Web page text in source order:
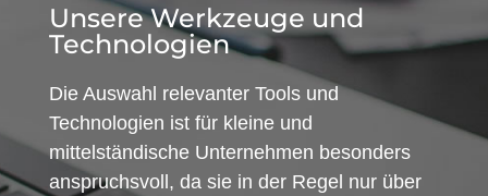
Unsere Werkzeuge und
Technologien
Die Auswahl relevanter Tools und
Technologien ist für kleine und
mittelständische Unternehmen besonders
anspruchsvoll, da sie in der Regel nur über